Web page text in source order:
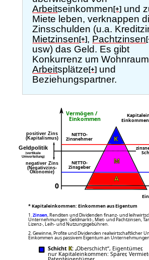
Arbeitseinkommen[+] und
Miete leben, verknappen
Zinsschulden (u.a.
Mietzinsen[+] , Pachtzinsen
usw) das Geld. Es gibt
Konkurrenz um
Arbeitsplätze[+] und
Beziehungspartner.